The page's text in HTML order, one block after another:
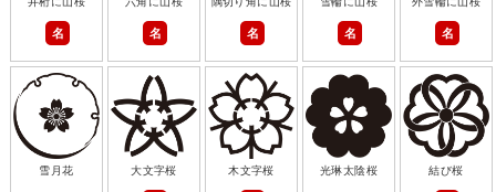
名 名 名 名 名
雪月花 大文字桜 木文字桜 光琳太陰桜 結び桜